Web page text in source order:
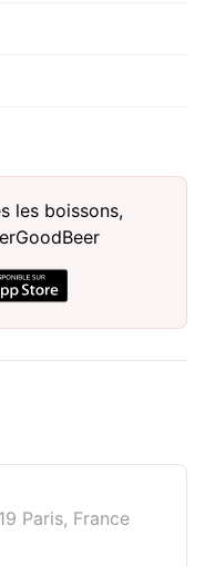
les boissons,
Paris, France